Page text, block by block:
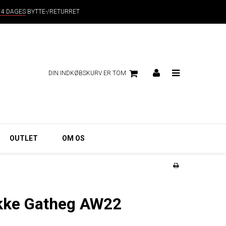
DAGESBYTTE-/RETURRET
DIN INDKØBSKURV ER TOM
OUTLET OM OS
Gatheg AW22